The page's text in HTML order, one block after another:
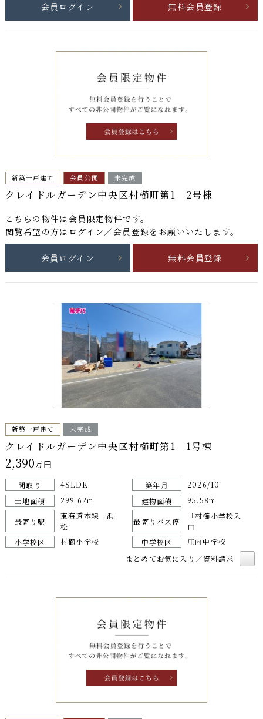
会員ログイン 無料会員登録
新築一戸建て 会員公開 未完成
クレイドルガーデン中央区村櫛町第1 2号棟
こちらの物件は 会員限定物件です。
閲覧希望の方はログイン／会員登録をお願いいたします。
会員ログイン 無料会員登録
新築一戸建て 未完成
クレイドルガーデン中央区村櫛町第1 1号棟
2,390万円
間取り 4SLDK 築年月
2026/10
土地面積
299.62㎡ 建物面積 95.58㎡
最寄り駅
東海道本線「浜
松」
最寄りバス停
「村櫛小学校入
口」
小学校区
村櫛小学校 中学校区
庄内中学校
まとめてお気に入り／資料請求